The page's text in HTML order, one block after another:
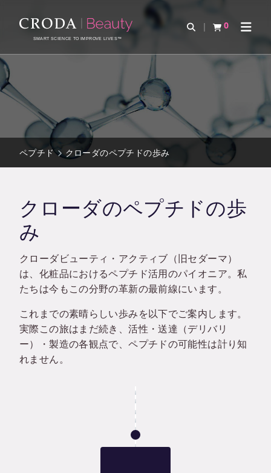
ン
ツ
を
ス
ー
を
ス
キ
SMART SCIENCE TO IMPROVE LIVES™
検索を開く
0
カートを確認す
ナビ
ペプチド クローダのペプチドの歩み
クローダのペプチドの歩
み
クローダビューティ・アクティブ（旧セダーマ）
は、化粧品におけるペプチド活用のパイオニア。私
たちは今もこの分野の革新の最前線にいます。
これまでの素晴らしい歩みを以下でご案内します。
実際この旅はまだ続き、活性・送達（デリバリ
ー）・製造の各観点で、ペプチドの可能性は計り知
れません。